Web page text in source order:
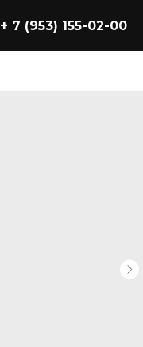
+ 7 (953) 155-02-00